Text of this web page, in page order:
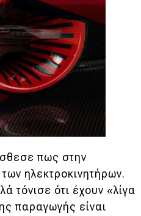
πως στην
ηλεκτροκινητήρων.
τόνισε ότι έχουν «λίγα
παραγωγής είναι